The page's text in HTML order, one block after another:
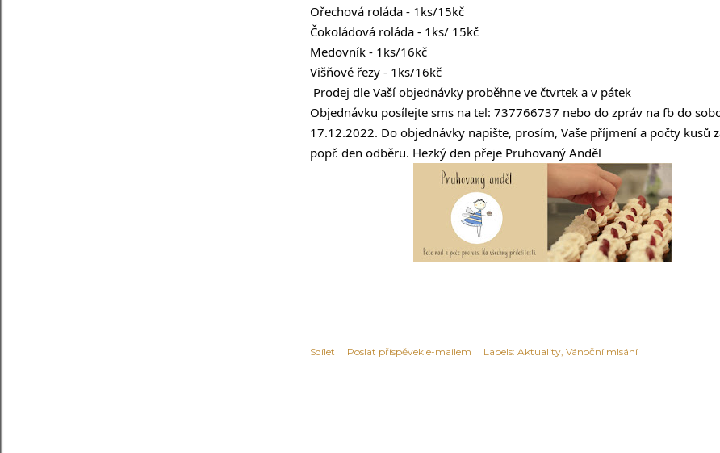
Ořechová roláda - 1ks/15kč
Čokoládová roláda - 1ks/ 15kč
Medovník - 1ks/16kč
Višňové řezy - 1ks/16kč
Prodej dle Vaší objednávky proběhne ve čtvrtek a v pátek
Objednávku posílejte sms na tel: 737766737 nebo do zpráv na fb do
17.12.2022. Do objednávky napište, prosím, Vaše příjmení a počty kusů
popř. den odběru. Hezký den přeje Pruhovaný Anděl
Sdílet Poslat příspěvek e-mailem Labels: Aktuality Vánoční mlsání